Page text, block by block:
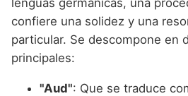
confiere una solidez y una
particular. Se descompone en
principales:
"Aud": Que se traduce